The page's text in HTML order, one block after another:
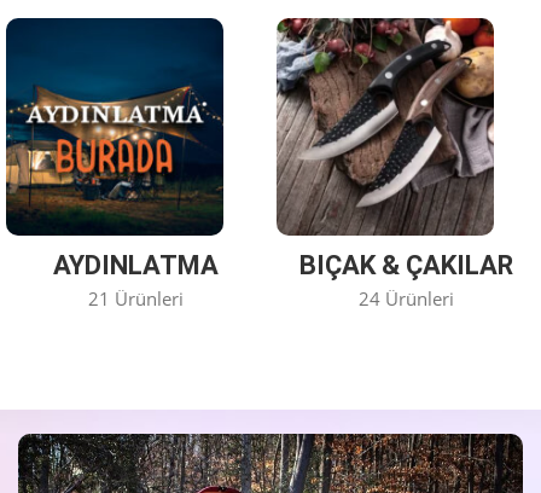
Keşfet
AYDINLATMA
21 Ürünleri
BIÇAK & ÇAKILAR
24 Ürünleri